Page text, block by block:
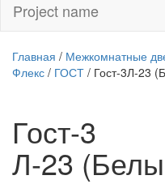
Project name
Главная / Межкомнатные
Флекс / ГОСТ / Гост-3Л-23
Гост-3
Л-23